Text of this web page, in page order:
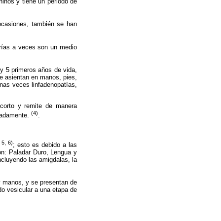
también se han
a veces son un medio
5 primeros años de vida,
asientan en manos, pies,
veces linfadenopatías,
y remite de manera
(4)
5, 6); esto es debido a las
Paladar Duro, Lengua y
las amigdalas, la
manos, y se presentan de
vesicular a una etapa de